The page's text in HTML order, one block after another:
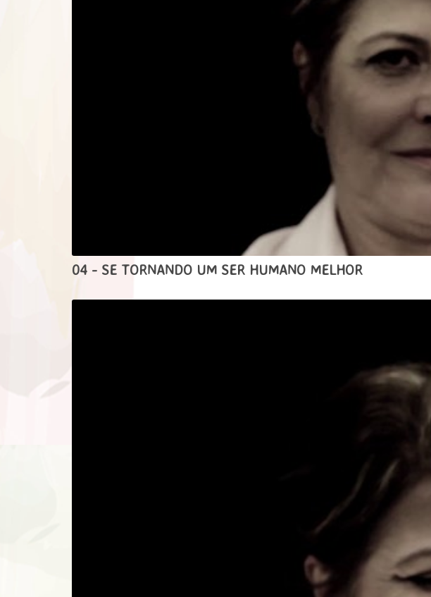
04 - SE TORNANDO UM SER HUMANO MELHOR